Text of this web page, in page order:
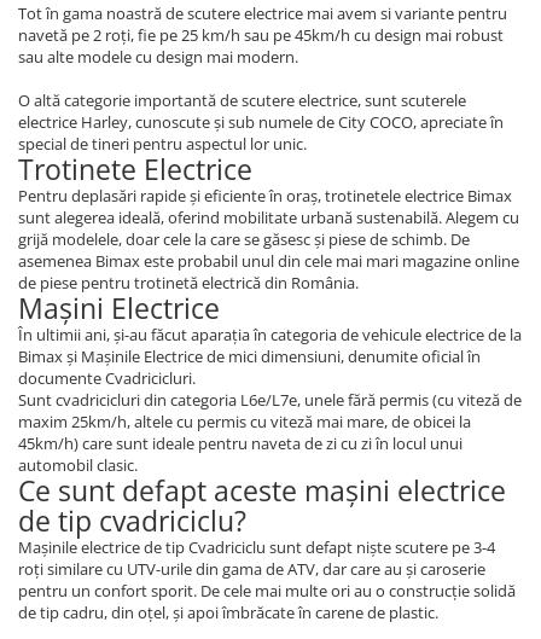
Spite
Tranzistori Mosfet - Senzori
Invertor tensiune
Piese Trotineta Electrica - grupate
pe Brand
Piese tricicluri electrice univerale
Piese Trotinete Electrice
Universale
Piese Scutere Electrice universale
Incarcatoare
Acceleratii
Acumulatori
Anvelope si camere
Controllere
Display / Bord
Motoare
Piese grupate pe Producator
Tot în gama noastră de scutere electrice mai avem si variante pentru
navetă pe 2 roți, fie pe 25 km/h sau pe 45km/h cu design mai robust
sau alte modele cu design mai modern.
O altă categorie importantă de scutere electrice, sunt scuterele
electrice Harley, cunoscute și sub numele de City COCO, apreciate în
special de tineri pentru aspectul lor unic.
Trotinete Electrice
Pentru deplasări rapide și eficiente în oraș, trotinetele electrice Bimax
sunt alegerea ideală, oferind mobilitate urbană sustenabilă. Alegem cu
grijă modelele, doar cele la care se găsesc și piese de schimb. De
asemenea Bimax este probabil unul din cele mai mari magazine online
de piese pentru trotinetă electrică din România.
Mașini Electrice
În ultimii ani, și-au făcut aparația în categoria de vehicule electrice de la
Bimax și Mașinile Electrice de mici dimensiuni, denumite oficial în
documente Cvadricicluri.
Sunt cvadricicluri din categoria L6e/L7e, unele fără permis (cu viteză de
maxim 25km/h, altele cu permis cu viteză mai mare, de obicei la
45km/h) care sunt ideale pentru naveta de zi cu zi în locul unui
automobil clasic.
Ce sunt defapt aceste mașini electrice
de tip cvadriciclu?
Mașinile electrice de tip Cvadriciclu sunt defapt niște scutere pe 3-4
roți similare cu UTV-urile din gama de ATV, dar care au și caroserie
pentru un confort sporit. De cele mai multe ori au o construcție solidă
de tip cadru, din oțel, și apoi îmbrăcate în carene de plastic.